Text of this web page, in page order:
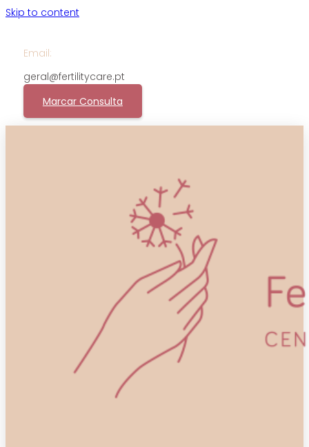
Skip to content
Email:
geral@fertilitycare.pt
Marcar Consulta